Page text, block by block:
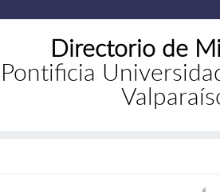
Directorio de
Pontificia